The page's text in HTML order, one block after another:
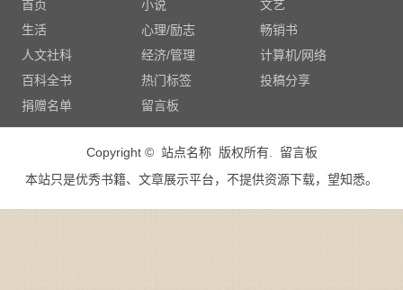
首页 小说
文艺
生活
心理/励志
畅销书
人文社科
经济/管理
计算机/网络
百科全书
热门标签
投稿分享
捐赠名单
留言板
Copyright © 站点名称 版权所有. 留言板
本站只是优秀书籍、文章展示平台，不提供资源下载，望知悉。